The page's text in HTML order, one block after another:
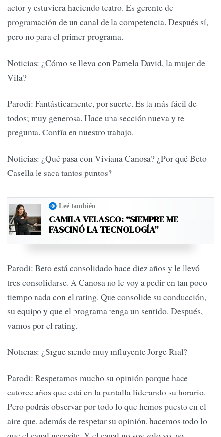
actor y estuviera haciendo teatro. Es gerente de
programación de un canal de la competencia. Después sí,
pero no para el primer programa.
Noticias: ¿Cómo se lleva con Pamela David, la mujer de
Vila?
Parodi: Fantásticamente, por suerte. Es la más fácil de
todos; muy generosa. Hace una sección nueva y te
pregunta. Confía en nuestro trabajo.
Noticias: ¿Qué pasa con Viviana Canosa? ¿Por qué Beto
Casella le saca tantos puntos?
Leé también
CAMILA VELASCO: “SIEMPRE ME
FASCINÓ LA TECNOLOGÍA”
Parodi: Beto está consolidado hace diez años y le llevó
tres consolidarse. A Canosa no le voy a pedir en tan poco
tiempo nada con el rating. Que consolide su conducción,
su equipo y que el programa tenga un sentido. Después,
vamos por el rating.
Noticias: ¿Sigue siendo muy influyente Jorge Rial?
Parodi: Respetamos mucho su opinión porque hace
catorce años que está en la pantalla liderando su horario.
Pero podrás observar por todo lo que hemos puesto en el
aire que, además de respetar su opinión, hacemos todo lo